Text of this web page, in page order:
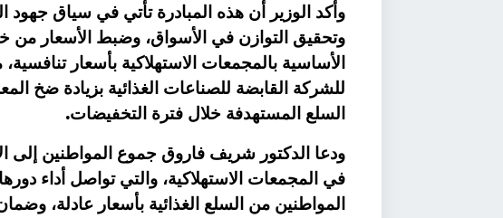
وأكد الوزير أن هذه المبادرة تأتي في سياق جهود
وتحقيق التوازن في الأسواق، وضبط الأسعار من
الأساسية بالمجمعات الاستهلاكية بأسعار
للشركة القابضة للصناعات الغذائية بزيادة ضخ
السلع المستهدفة خلال فترة التخفيضات.
ودعا الدكتور شريف فاروق جموع المواطنين إلى
في المجمعات الاستهلاكية، والتي تواصل أداء
المواطنين من السلع الغذائية بأسعار عادلة،